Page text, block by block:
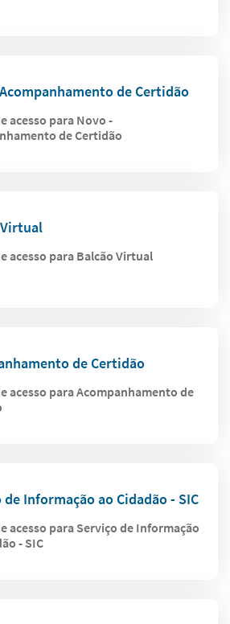
de Certidão
acesso para Novo -
de Certidão
acesso para Balcão Virtual
de Certidão
acesso para Acompanhamento de
de Informação ao Cidadão - SIC
acesso para Serviço de Informação
- SIC